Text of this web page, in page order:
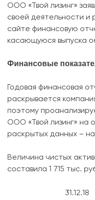
ООО «Твой лизинг»
своей деятельности и
сайте финансовую
касающуюся выпуска
Финансовые
Годовая финансовая
раскрывается
поэтому
ООО «Твой лизинг» на
раскрытых данных – на
Величина чистых
составила 1 715 тыс.
31.12.18